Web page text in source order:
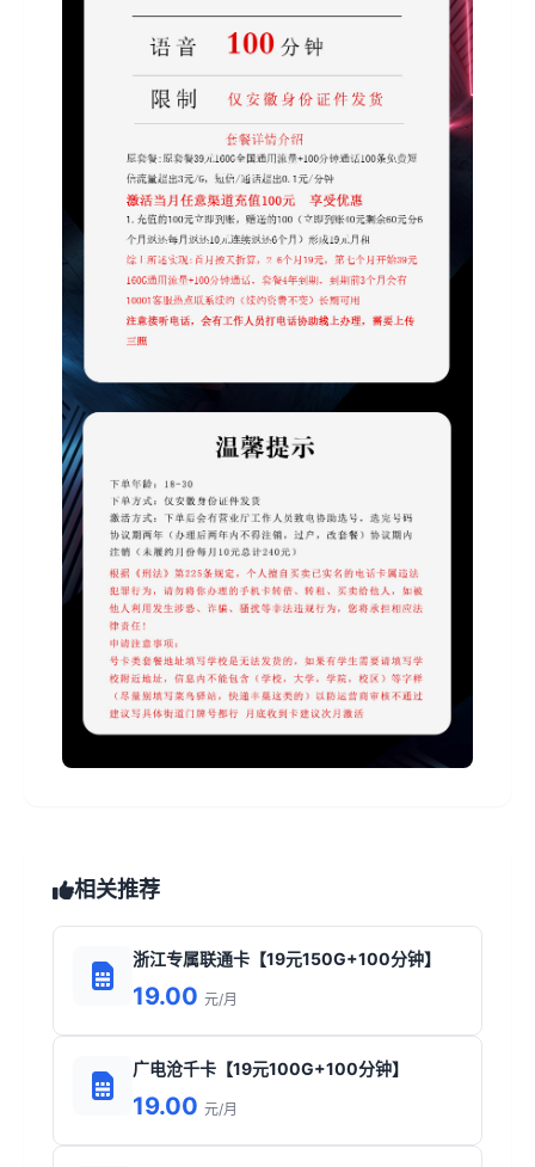
相关推荐
浙江专属联通卡【19元150G+100分钟】
19.00 元/月
广电沧千卡【19元100G+100分钟】
19.00 元/月